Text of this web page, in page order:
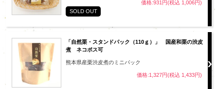
価格:931円(税込 1,006円)
SOLD OUT
「自然栗・スタンドパック（110ｇ）」 国産和栗の渋皮
煮 ネコポス可
熊本県産栗渋皮煮のミニパック
価格:1,327円(税込 1,433円)